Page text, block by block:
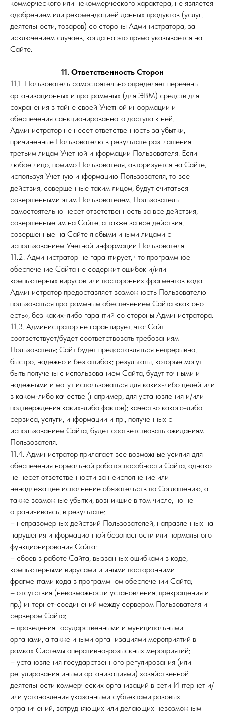
коммерческого или некоммерческого характера, не является
одобрением или рекомендацией данных продуктов (услуг,
деятельности, товаров) со стороны Администратора, за
исключением случаев, когда на это прямо указывается на
Сайте.
11. Ответственность Сторон
11.1. Пользователь самостоятельно определяет перечень
организационных и программных (для ЭВМ) средств для
сохранения в тайне своей Учетной информации и
обеспечения санкционированного доступа к ней.
Администратор не несет ответственность за убытки,
причиненные Пользователю в результате разглашения
третьим лицам Учетной информации Пользователя. Если
любое лицо, помимо Пользователя, авторизуется на Сайте,
используя Учетную информацию Пользователя, то все
действия, совершенные таким лицом, будут считаться
совершенными этим Пользователем. Пользователь
самостоятельно несет ответственность за все действия,
совершенные им на Сайте, а также за все действия,
совершенные на Сайте любыми иными лицами с
использованием Учетной информации Пользователя.
11.2. Администратор не гарантирует, что программное
обеспечение Сайта не содержит ошибок и/или
компьютерных вирусов или посторонних фрагментов кода.
Администратор предоставляет возможность Пользователю
пользоваться программным обеспечением Сайта «как оно
есть», без каких-либо гарантий со стороны Администратора.
11.3. Администратор не гарантирует, что: Сайт
соответствует/будет соответствовать требованиям
Пользователя; Сайт будет предоставляться непрерывно,
быстро, надежно и без ошибок; результаты, которые могут
быть получены с использованием Сайта, будут точными и
надежными и могут использоваться для каких-либо целей или
в каком-либо качестве (например, для установления и/или
подтверждения каких-либо фактов); качество какого-либо
сервиса, услуги, информации и пр., полученных с
использованием Сайта, будет соответствовать ожиданиям
Пользователя.
11.4. Администратор прилагает все возможные усилия для
обеспечения нормальной работоспособности Сайта, однако
не несет ответственности за неисполнение или
ненадлежащее исполнение обязательств по Соглашению, а
также возможные убытки, возникшие в том числе, но не
ограничиваясь, в результате:
– неправомерных действий Пользователей, направленных на
нарушения информационной безопасности или нормального
функционирования Сайта;
– сбоев в работе Сайта, вызванных ошибками в коде,
компьютерными вирусами и иными посторонними
фрагментами кода в программном обеспечении Сайта;
– отсутствия (невозможности установления, прекращения и
пр.) интернет-соединений между сервером Пользователя и
сервером Сайта;
– проведения государственными и муниципальными
органами, а также иными организациями мероприятий в
рамках Системы оперативно-розыскных мероприятий;
– установления государственного регулирования (или
регулирования иными организациями) хозяйственной
деятельности коммерческих организаций в сети Интернет и/
или установления указанными субъектами разовых
ограничений, затрудняющих или делающих невозможным